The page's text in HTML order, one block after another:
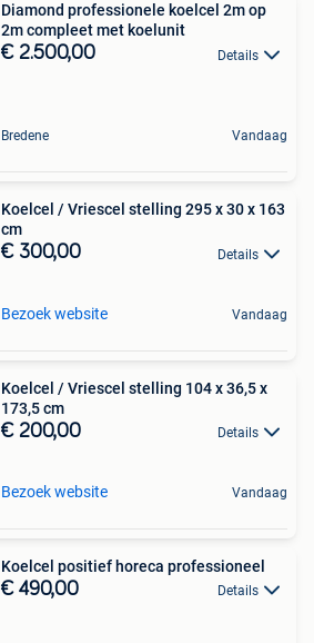
Diamond professionele koelcel 2m op
2m compleet met koelunit
€ 2.500,00 Details
Bredene Vandaag
Koelcel / Vriescel stelling 295 x 30 x 163
cm
€ 300,00 Details
Bezoek website Vandaag
Koelcel / Vriescel stelling 104 x 36,5 x
173,5 cm
€ 200,00 Details
Bezoek website Vandaag
Koelcel positief horeca professioneel
€ 490,00 Details